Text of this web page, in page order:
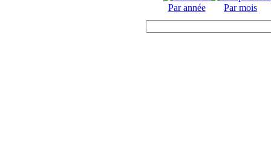
Par année Par mois